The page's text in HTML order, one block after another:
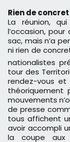
Rien de concret
La réunion,
l’occasion,
sac, mais n’a
ni rien de
nationalistes
tour des
rendez-vous
théoriquement
mouvements
de presse
tous affichent
avoir accompli
la coupe aux